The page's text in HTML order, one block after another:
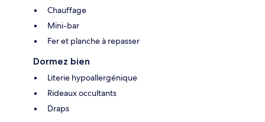
Chauffage
Mini-bar
Fer et planche à repasser
Dormez bien
Literie hypoallergénique
Rideaux occultants
Draps